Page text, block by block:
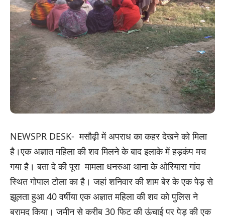
NEWSPR DESK- मसौढ़ी में अपराध का कहर देखने को मिला
है।एक अज्ञात महिला की शव मिलने के बाद इलाके में हड़कंप मच
गया है। बता दे की पूरा मामला धनरुआ थाना के ओरियारा गांव
स्थित गोपाल टोला का है। जहां शनिवार की शाम बेर के एक पेड़ से
झूलता हुआ 40 वर्षीया एक अज्ञात महिला की शव को पुलिस ने
बरामद किया। जमीन से करीब 30 फिट की ऊंचाई पर पेड़ की एक